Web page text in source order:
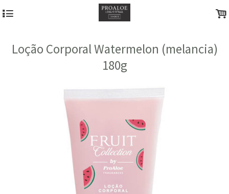
4 .
Loção Corporal Watermelon (melancia)
180g